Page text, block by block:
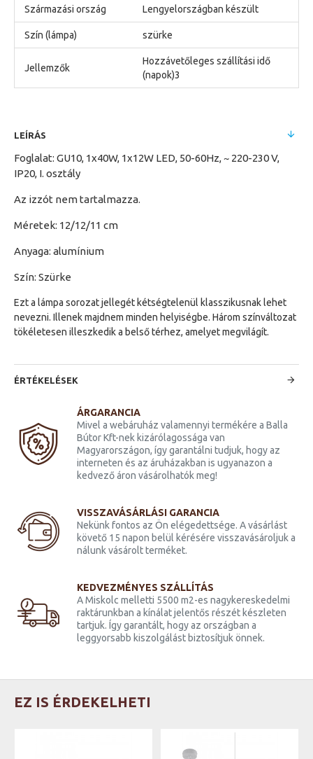
Származási ország Lengyelországban készült
Szín (lámpa) szürke
Jellemzők
Hozzávetőleges szállítási idő
(napok)3
LEÍRÁS
Foglalat: GU10, 1x40W, 1x12W LED, 50-60Hz, ~ 220-230 V,
IP20, I. osztály
Az izzót nem tartalmazza.
Méretek: 12/12/11 cm
Anyaga: alumínium
Szín: Szürke
Ezt a lámpa sorozat jellegét kétségtelenül klasszikusnak lehet
nevezni. Illenek majdnem minden helyiségbe. Három színváltozat
tökéletesen illeszkedik a belső térhez, amelyet megvilágít.
ÉRTÉKELÉSEK
ÁRGARANCIA
Mivel a webáruház valamennyi termékére a Balla
Bútor Kft-nek kizárólagossága van
Magyarországon, így garantálni tudjuk, hogy az
interneten és az áruházakban is ugyanazon a
kedvező áron vásárolhatók meg!
VISSZAVÁSÁRLÁSI GARANCIA
Nekünk fontos az Ön elégedettsége. A vásárlást
követő 15 napon belül kérésére visszavásároljuk a
nálunk vásárolt terméket.
KEDVEZMÉNYES SZÁLLÍTÁS
A Miskolc melletti 5500 m2-es nagykereskedelmi
raktárunkban a kínálat jelentős részét készleten
tartjuk. Így garantált, hogy az országban a
leggyorsabb kiszolgálást biztosítjuk önnek.
EZ IS ÉRDEKELHETI